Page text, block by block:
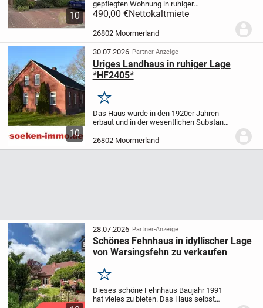
10
gepflegten Wohnung in ruhiger
Wohnlage? Dann könnte diese attraktive
Vorstellungen entsprechen.
490,00 €Nettokaltmiete
26802 Moormerland
10
30.07.2026 Partner-Anzeige
Uriges Landhaus in ruhiger Lage
*HF2405*
Merken
Das Haus wurde in den 1920er Jahren
erbaut und in der wesentlichen Substanz
aus einschaligen Klinkermauerwerk.
Erdgeschoss befinden sich im
26802 Moormerland
28.07.2026 Partner-Anzeige
Schönes Fehnhaus in idyllischer Lage
von Warsingsfehn zu verkaufen
Merken
Dieses schöne Fehnhaus Baujahr 1991
hat vieles zu bieten. Das Haus selbst